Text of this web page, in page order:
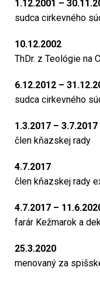
1.12.2001 –
sudca cirkevného
10.12.2002
ThDr. z Teológie na
6.12.2012 –
sudca cirkevného
1.3.2017 – 3.7.2017
člen kňazskej rady
4.7.2017
člen kňazskej rady
4.7.2017 –
farár Kežmarok a
25.3.2020
menovaný za